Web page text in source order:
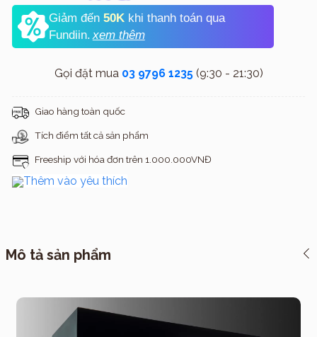
Giảm đến 50K khi thanh toán qua
Fundiin. xem thêm
Gọi đặt mua 03 9796 1235(9:30 - 21:30)
Giao hàng toàn quốc
Tích điểm tất cả sản phẩm
Freeship với hóa đơn trên 1.000.000VNĐ
Thêm vào yêu thích
Mô tả sản phẩm